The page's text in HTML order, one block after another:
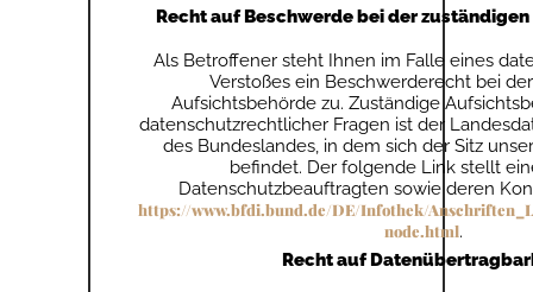
Recht auf Beschwerde bei der
Als Betroffener steht Ihnen im Falle eines
Verstoßes ein Beschwerderecht bei
Aufsichtsbehörde zu. Zuständige
datenschutzrechtlicher Fragen ist der
des Bundeslandes, in dem sich der Sitz
befindet. Der folgende Link stellt
Datenschutzbeauftragten sowie deren
https://www.bfdi.bund.de/DE/Infothek/
node.html.
Recht auf